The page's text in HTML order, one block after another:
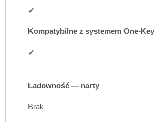
✓
Kompatybilne z systemem One-Key
✓
Ładowność — narty
Brak